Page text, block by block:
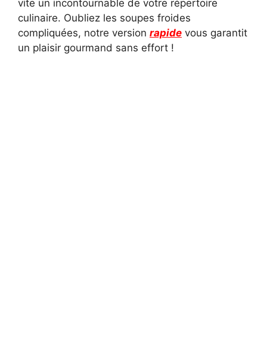
vite un incontournable de votre répertoire
culinaire. Oubliez les soupes froides
compliquées, notre version rapide vous garantit
un plaisir gourmand sans effort !